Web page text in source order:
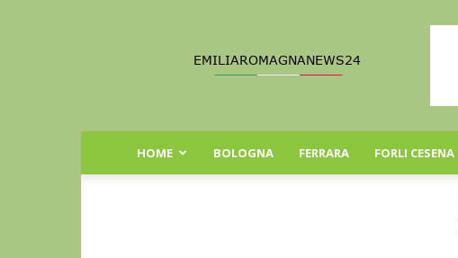
Romagna
HOME BOLOGNA FERRARA FORLI CESENA